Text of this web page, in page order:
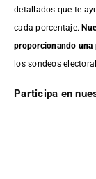
detallados que te
cada porcentaje.
proporcionando una
los sondeos
Participa en